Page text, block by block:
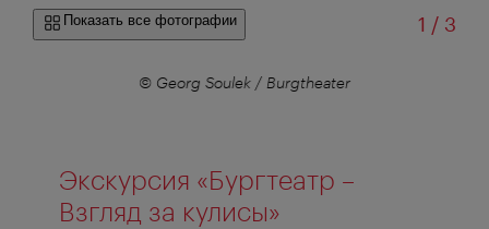
Показать все фотографии 1 /из
3
© Georg Soulek / Burgtheater
Экскурсия «Бургтеатр –
Взгляд за кулисы»